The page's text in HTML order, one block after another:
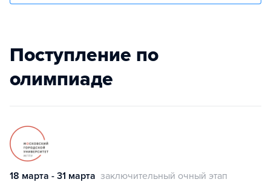
Поступление по
олимпиаде
18 марта - 31 марта заключительный очный этап